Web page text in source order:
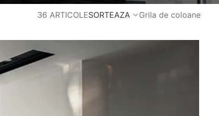
36 ARTICOLESORTEAZA Grila de coloane